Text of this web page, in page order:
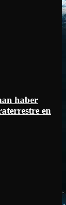
haber
en